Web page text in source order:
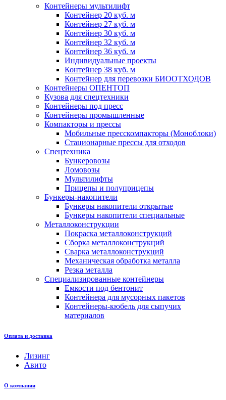
Контейнеры мультилифт
Контейнер 20 куб. м
Контейнер 27 куб. м
Контейнер 30 куб. м
Контейнер 32 куб. м
Контейнер 36 куб. м
Индивидуальные проекты
Контейнер 38 куб. м
Контейнер для перевозки БИООТХОДОВ
Контейнеры ОПЕНТОП
Кузова для спецтехники
Контейнеры под пресс
Контейнеры промышленные
Компакторы и прессы
Мобильные пресскомпакторы (Моноблоки)
Стационарные прессы для отходов
Спецтехника
Бункеровозы
Ломовозы
Мультилифты
Прицепы и полуприцепы
Бункеры-накопители
Бункеры накопители открытые
Бункеры накопители специальные
Металлоконструкции
Покраска металлоконструкций
Сборка металлоконструкций
Сварка металлоконструкций
Механическая обработка металла
Резка металла
Специализированные контейнеры
Емкости под бентонит
Контейнера для мусорных пакетов
Контейнеры-кюбель для сыпучих
материалов
Оплата и доставка
Лизинг
Авито
О компании